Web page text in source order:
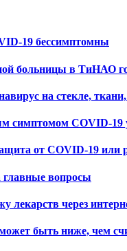
19 бессимптомны
больницы в ТиНАО
на стекле,
симптомом COVID-19
от COVID-19 или
вопросы
лекарств через
быть ниже, чем